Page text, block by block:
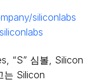
siliconlabs
“S” 심볼, Silicon
는 Silicon